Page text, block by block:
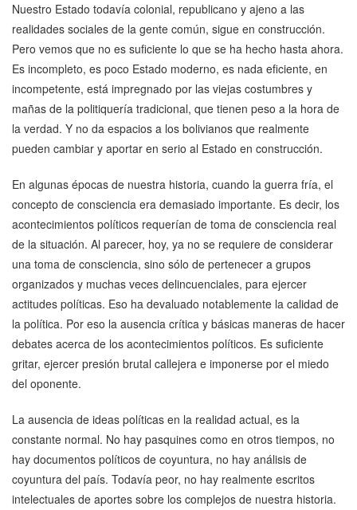
Nuestro Estado todavía colonial, republicano y ajeno a las
realidades sociales de la gente común, sigue en construcción.
Pero vemos que no es suficiente lo que se ha hecho hasta ahora.
Es incompleto, es poco Estado moderno, es nada eficiente, en
incompetente, está impregnado por las viejas costumbres y
mañas de la politiquería tradicional, que tienen peso a la hora de
la verdad. Y no da espacios a los bolivianos que realmente
pueden cambiar y aportar en serio al Estado en construcción.
En algunas épocas de nuestra historia, cuando la guerra fría, el
concepto de consciencia era demasiado importante. Es decir, los
acontecimientos políticos requerían de toma de consciencia real
de la situación. Al parecer, hoy, ya no se requiere de considerar
una toma de consciencia, sino sólo de pertenecer a grupos
organizados y muchas veces delincuenciales, para ejercer
actitudes políticas. Eso ha devaluado notablemente la calidad de
la política. Por eso la ausencia crítica y básicas maneras de hacer
debates acerca de los acontecimientos políticos. Es suficiente
gritar, ejercer presión brutal callejera e imponerse por el miedo
del oponente.
La ausencia de ideas políticas en la realidad actual, es la
constante normal. No hay pasquines como en otros tiempos, no
hay documentos políticos de coyuntura, no hay análisis de
coyuntura del país. Todavía peor, no hay realmente escritos
intelectuales de aportes sobre los complejos de nuestra historia.